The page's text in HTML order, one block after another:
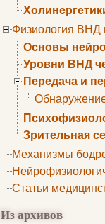
Физиология ВНД
Основы
Уровни ВНД
Передача и
Зрительная
Механизмы
Статьи
Из архивов